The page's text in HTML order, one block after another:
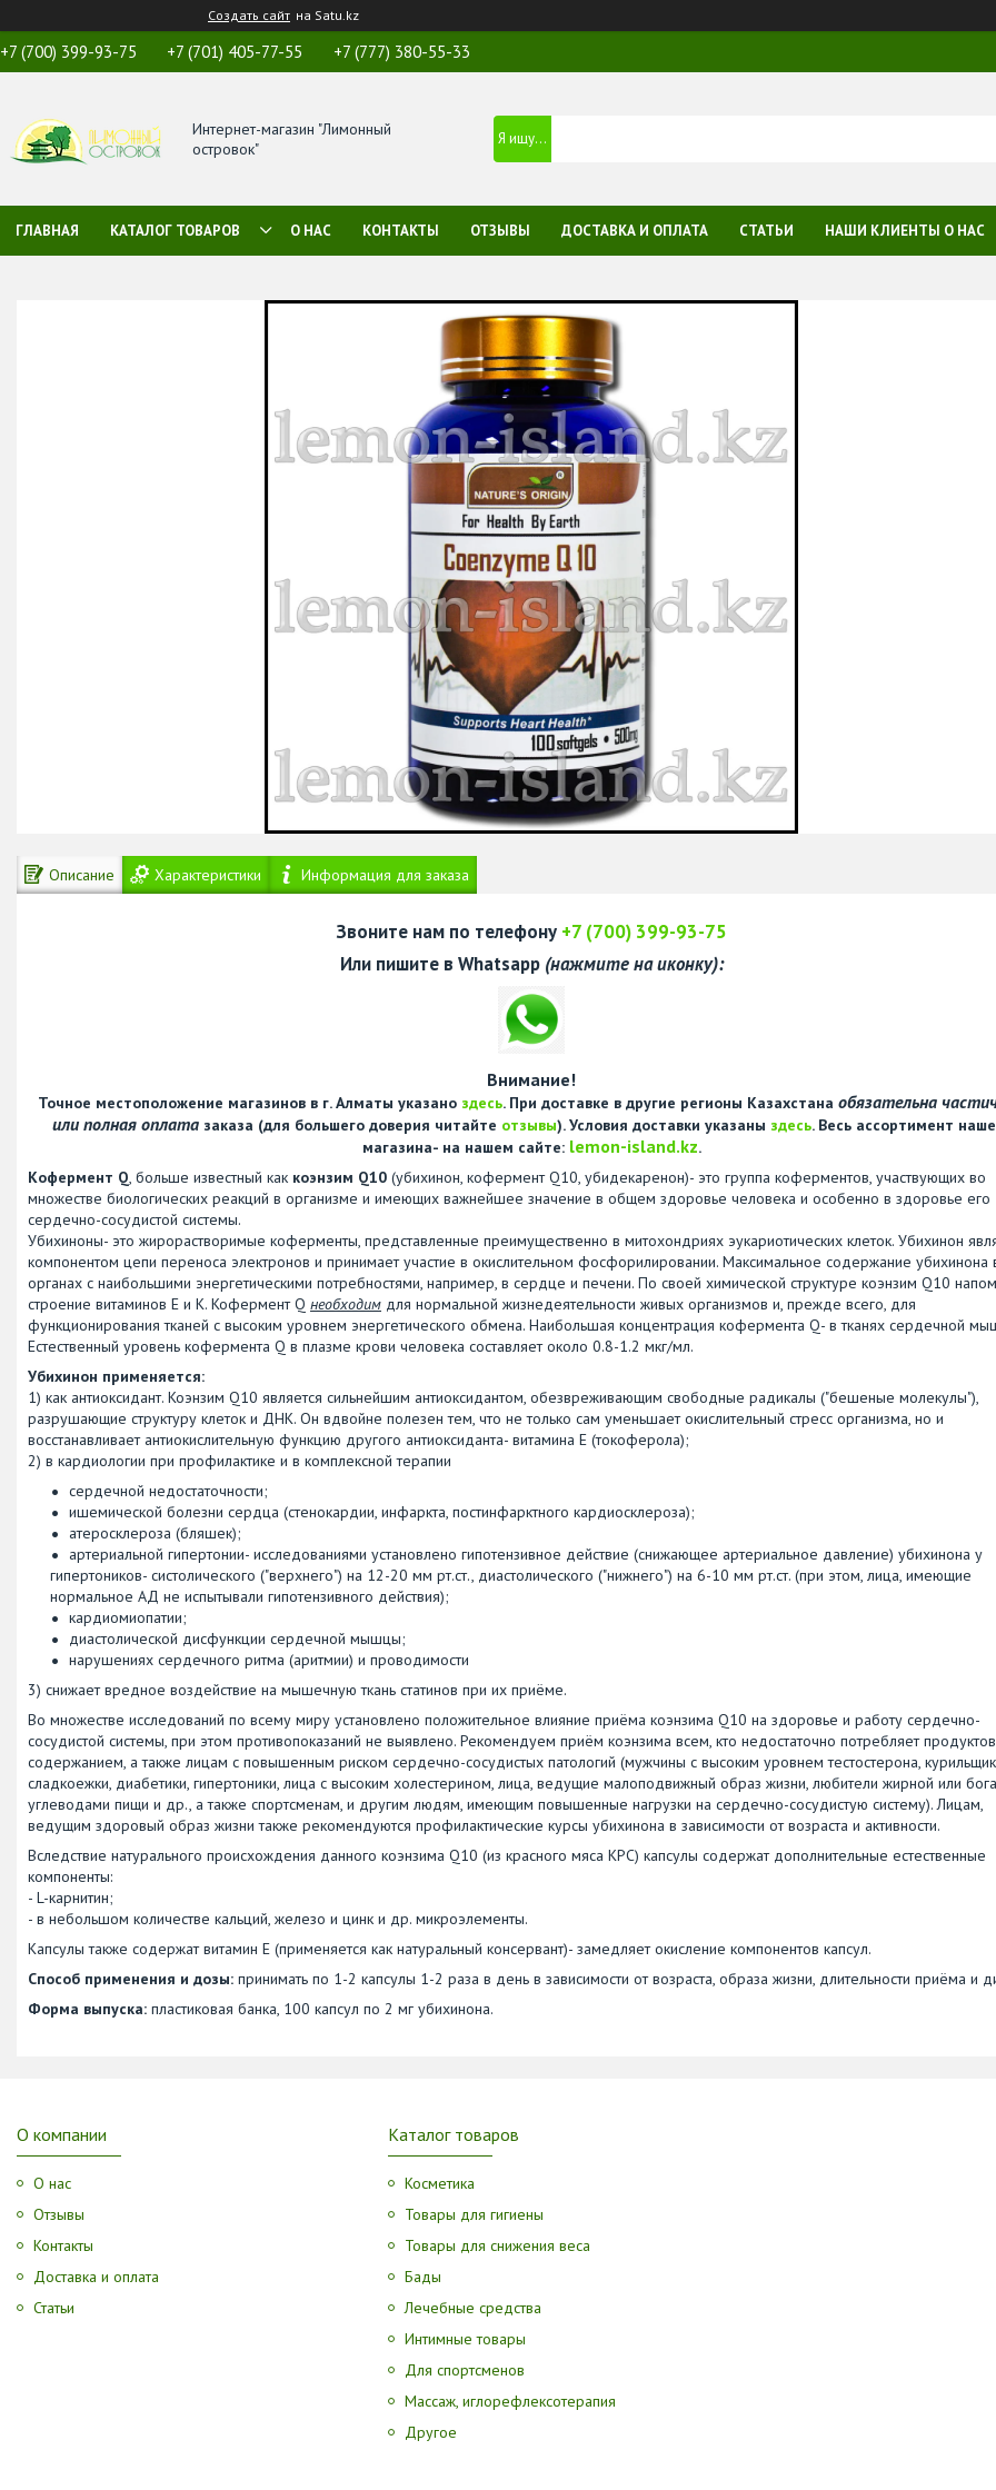
Создать сайт на Satu.kz
+7 (700) 399-93-75 +7 (701) 405-77-55 +7 (777) 380-55-33
Интернет-магазин "Лимонный
островок"
ГЛАВНАЯ КАТАЛОГ ТОВАРОВ О НАС КОНТАКТЫ ОТЗЫВЫ ДОСТАВКА И ОПЛАТА СТАТЬИ НАШИ КЛИЕНТЫ О НАС
Описание Характеристики Информация для заказа
Звоните нам по телефону +7 (700) 399-93-75
Или пишите в Whatsapp (нажмите на иконку):
Внимание!
Точное местоположение магазинов в г. Алматы указано здесь. При доставке в другие регионы Казахстана обязательна
или полная оплатазаказа (для большего доверия читайте отзывы). Условия доставки указаны здесь. Весь ассортимент
магазина- на нашем сайте: lemon-island.kz.
Кофермент Q, больше известный как коэнзим Q10 (убихинон, кофермент Q10, убидекаренон)- это группа коферментов, участвующих во
множестве биологических реакций в организме и имеющих важнейшее значение в общем здоровье человека и особенно в здоровье его
сердечно-сосудистой системы.
Убихиноны- это жирорастворимые коферменты, представленные преимущественно в митохондриях эукариотических клеток. Убихинон
компонентом цепи переноса электронов и принимает участие в окислительном фосфорилировании. Максимальное содержание убихинона
органах с наибольшими энергетическими потребностями, например, в сердце и печени. По своей химической структуре коэнзим Q10
строение витаминов Е и К. Кофермент Q необходим для нормальной жизнедеятельности живых организмов и, прежде всего, для
функционирования тканей с высоким уровнем энергетического обмена. Наибольшая концентрация кофермента Q- в тканях сердечной
Естественный уровень кофермента Q в плазме крови человека составляет около 0.8-1.2 мкг/мл.
Убихинон применяется:
1) как антиоксидант. Коэнзим Q10 является сильнейшим антиоксидантом, обезвреживающим свободные радикалы ("бешеные молекулы"),
разрушающие структуру клеток и ДНК. Он вдвойне полезен тем, что не только сам уменьшает окислительный стресс организма, но и
восстанавливает антиокислительную функцию другого антиоксиданта- витамина Е (токоферола);
2) в кардиологии при профилактике и в комплексной терапии
сердечной недостаточности;
ишемической болезни сердца (стенокардии, инфаркта, постинфарктного кардиосклероза);
атеросклероза (бляшек);
артериальной гипертонии- исследованиями установлено гипотензивное действие (снижающее артериальное давление) убихинона у
гипертоников- систолического ("верхнего") на 12-20 мм рт.ст., диастолического ("нижнего") на 6-10 мм рт.ст. (при этом, лица, имеющие
нормальное АД не испытывали гипотензивного действия);
кардиомиопатии;
диастолической дисфункции сердечной мышцы;
нарушениях сердечного ритма (аритмии) и проводимости
3) снижает вредное воздействие на мышечную ткань статинов при их приёме.
Во множестве исследований по всему миру установлено положительное влияние приёма коэнзима Q10 на здоровье и работу сердечно-
сосудистой системы, при этом противопоказаний не выявлено. Рекомендуем приём коэнзима всем, кто недостаточно потребляет
содержанием, а также лицам с повышенным риском сердечно-сосудистых патологий (мужчины с высоким уровнем тестостерона,
сладкоежки, диабетики, гипертоники, лица с высоким холестерином, лица, ведущие малоподвижный образ жизни, любители жирной или
углеводами пищи и др., а также спортсменам, и другим людям, имеющим повышенные нагрузки на сердечно-сосудистую систему). Лицам,
ведущим здоровый образ жизни также рекомендуются профилактические курсы убихинона в зависимости от возраста и активности.
Вследствие натурального происхождения данного коэнзима Q10 (из красного мяса КРС) капсулы содержат дополнительные естественные
компоненты:
- L-карнитин;
- в небольшом количестве кальций, железо и цинк и др. микроэлементы.
Капсулы также содержат витамин Е (применяется как натуральный консервант)- замедляет окисление компонентов капсул.
Способ применения и дозы: принимать по 1-2 капсулы 1-2 раза в день в зависимости от возраста, образа жизни, длительности приёма и
Форма выпуска: пластиковая банка, 100 капсул по 2 мг убихинона.
О компании
О нас
Отзывы
Контакты
Доставка и оплата
Статьи
Каталог товаров
Косметика
Товары для гигиены
Товары для снижения веса
Бады
Лечебные средства
Интимные товары
Для спортсменов
Массаж, иглорефлексотерапия
Другое